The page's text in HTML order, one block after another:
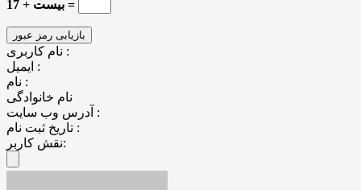
17 + بیست =
نام کاربری :
ایمیل :
نام :
نام خانوادگی
آدرس وب سایت :
تاریخ ثبت نام :
نقش کاربر: